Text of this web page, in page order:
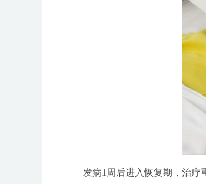
发病1周后进入恢复期，治疗重